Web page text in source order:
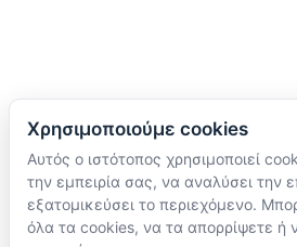
Ακολουθήστε μας
TikTok
Instagram
Χρησιμοποιούμε cookies
Αυτός ο ιστότοπος χρησιμοποιεί
την εμπειρία σας, να αναλύσει την
εξατομικεύσει το περιεχόμενο.
όλα τα cookies, να τα απορρίψετε ή